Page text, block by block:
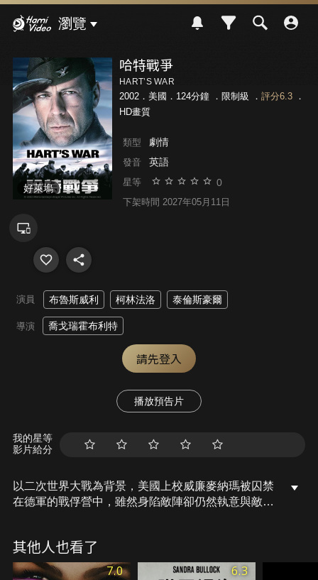
瀏覽
好萊塢
哈特戰爭
HART’S WAR
2002．美國．124分鐘 ． 限制級 ． 評分6.3．
HD畫質
類型 劇情
發音 英語
星等 0
下架時間 2027年05月11日
演員 布魯斯威利 柯林法洛 泰倫斯豪爾
導演 喬戈瑞霍布利特
請先登入
播放預告片
我的星等
影片給分
以二次世界大戰為背景，美國上校威廉麥納瑪被囚禁
在德軍的戰俘營中，雖然身陷敵陣卻仍然執意與敵人
賭上一切。
其他人也看了
7.0 6.3